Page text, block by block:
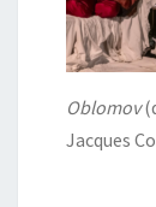
Oblomov
Jacques